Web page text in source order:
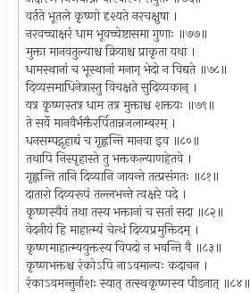
वर्तते भूतले कृष्णो दृश्यते नरचक्षुषा ।
नरवच्चाक्षरं धाम भूवच्चेष्टासमा गुणाः ॥७७॥
मुक्ता मानवतुल्याश्च क्रियाश्च प्राकृता यथा ।
धामस्थानां च भूस्थानां मनाग् भेदो न विद्यते ॥७८॥
दिव्यसमाधिनेत्रास्तु विचक्षते सुदिव्यकान् ।
यत्र कृष्णस्तत्र धाम तत्र मुक्ताश्च शक्तयः ॥७९॥
ते सर्वे मानवैर्भक्तैरर्पितान्नजलाम्बरम् ।
धनसम्पद्गृहाद्यं च गृह्णन्ति मानवा इव ॥८०॥
तथापि निस्पृहास्ते तु भक्तकल्याणहेतवे ।
गृह्णन्ति तानि दिव्यानि जायन्ते तत्प्रसंगतः ॥८१॥
दातारो दिव्यरूपं तल्लभन्ते त्वक्षरे पदे ।
कृष्णस्यैवं तथा तस्य भक्तानां च सतां सदा ॥८२॥
वेदनीयं हि माहात्म्यं चेत्थं दिव्यप्रमुक्तिदम् ।
कृष्णमाहात्म्ययुक्तस्य विपदो न भवन्ति वै ॥८३॥
कृष्णभक्तश्च रंकोऽपि नाऽवमान्यः कदाचन ।
रंकाऽवमन्तुर्नाशः स्यात् तत्स्थकृष्णस्य पीडनात् ॥८४॥